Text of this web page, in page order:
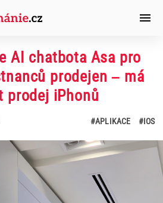
AI chatbota Asa pro
prodejen – má
prodej iPhonů
#APLIKACE #IOS